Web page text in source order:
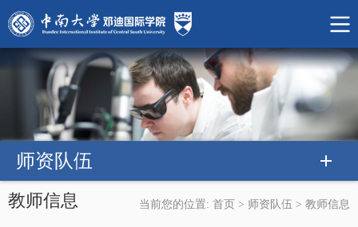
师资队伍
教师信息 当前您的位置: 首页 > 师资队伍 > 教师信息